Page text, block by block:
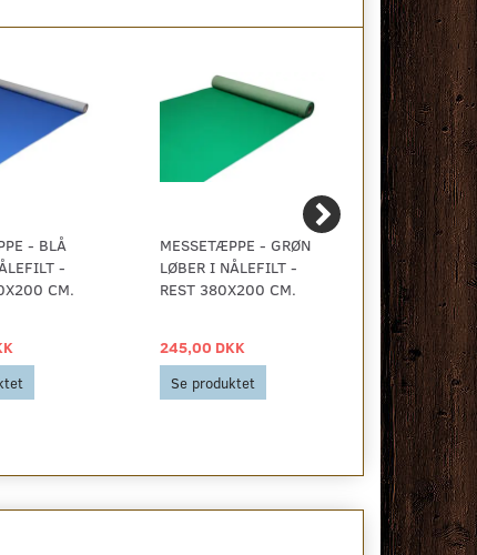
- BLÅ
-
CM.
MESSETÆPPE - GRØN
LØBER I NÅLEFILT -
REST 380X200 CM.
245,00 DKK
Se produktet
LØBER I
REST
235,00 DKK
Se